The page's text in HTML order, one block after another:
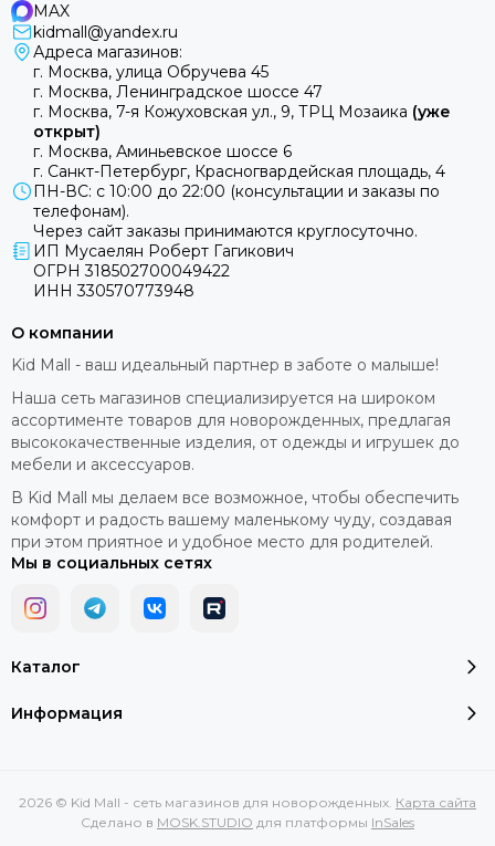
MAX
kidmall@yandex.ru
Адреса магазинов:
г. Москва, улица Обручева 45
г. Москва, Ленинградское шоссе 47
г. Москва, 7-я Кожуховская ул., 9, ТРЦ Мозаика (уже
открыт)
г. Москва, Аминьевское шоссе 6
г. Санкт-Петербург, Красногвардейская площадь, 4
ПН-ВС: с 10:00 до 22:00 (консультации и заказы по
телефонам).
Через сайт заказы принимаются круглосуточно.
ИП Мусаелян Роберт Гагикович
ОГРН 318502700049422
ИНН 330570773948
Каталог
Информация
О компании
Kid Mall - ваш идеальный партнер в заботе о малыше!
Наша сеть магазинов специализируется на широком
ассортименте товаров для новорожденных, предлагая
высококачественные изделия, от одежды и игрушек до
мебели и аксессуаров.
В Kid Mall мы делаем все возможное, чтобы обеспечить
комфорт и радость вашему маленькому чуду, создавая
при этом приятное и удобное место для родителей.
Мы в социальных сетях
2026 © Kid Mall - сеть магазинов для новорожденных. Карта сайта
Сделано в MOSK.STUDIO для платформы InSales